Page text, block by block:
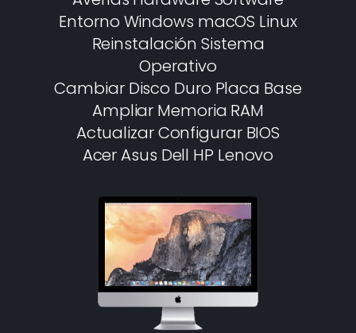
Entorno Windows macOS Linux
Reinstalación Sistema
Operativo
Cambiar Disco Duro Placa Base
Ampliar Memoria RAM
Actualizar Configurar BIOS
Acer Asus Dell HP Lenovo